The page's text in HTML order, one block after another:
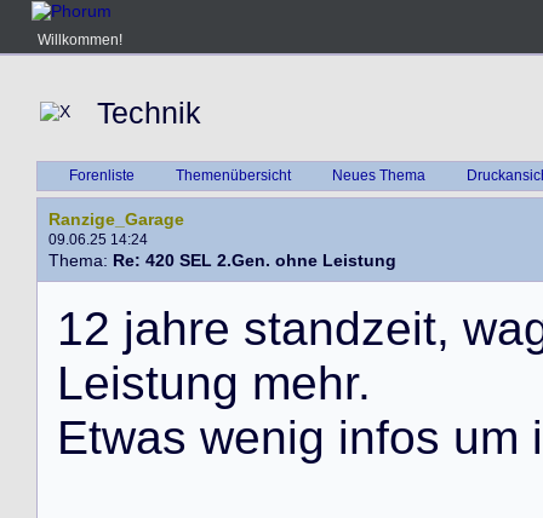
Willkommen!
Technik
Forenliste Themenübersicht Neues Thema
Ranzige_Garage
09.06.25 14:24
Thema: Re: 420 SEL 2.Gen. ohne Leistung
12 jahre standzeit, wa
Leistung mehr.
Etwas wenig infos um i